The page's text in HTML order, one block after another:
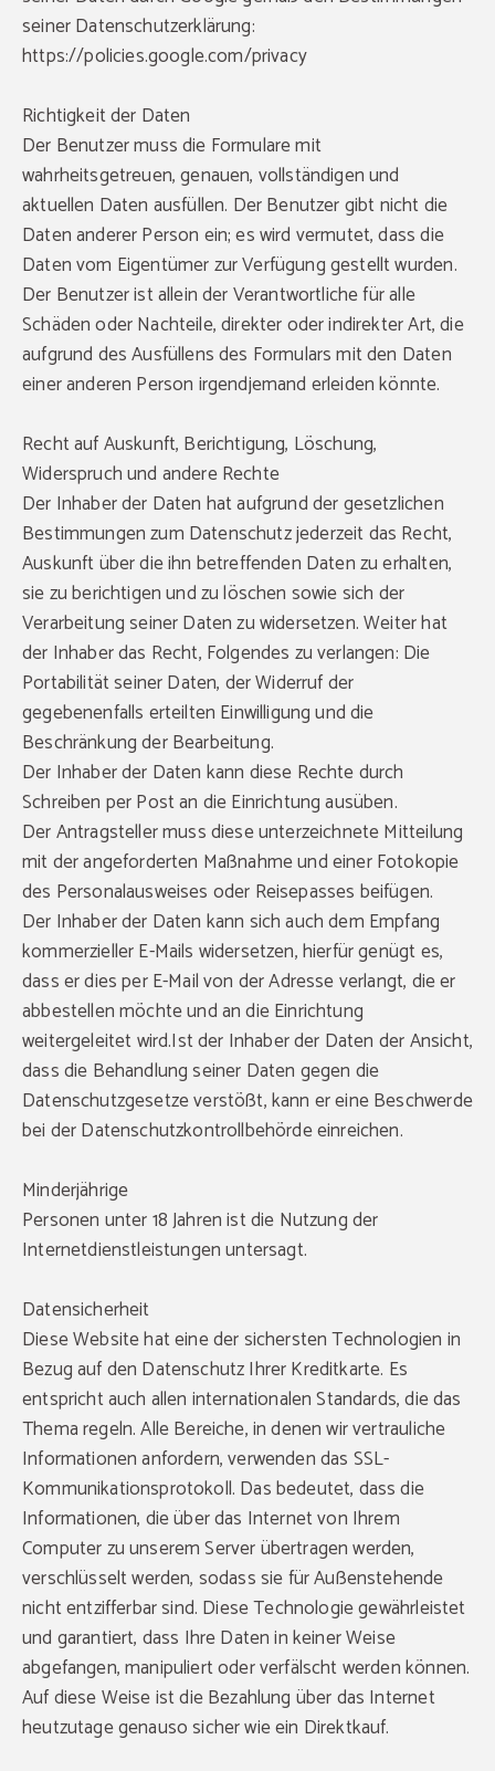
seiner Datenschutzerklärung:
https://policies.google.com/privacy
Richtigkeit der Daten
Der Benutzer muss die Formulare mit
wahrheitsgetreuen, genauen, vollständigen und
aktuellen Daten ausfüllen. Der Benutzer gibt nicht die
Daten anderer Person ein; es wird vermutet, dass die
Daten vom Eigentümer zur Verfügung gestellt wurden.
Der Benutzer ist allein der Verantwortliche für alle
Schäden oder Nachteile, direkter oder indirekter Art, die
aufgrund des Ausfüllens des Formulars mit den Daten
einer anderen Person irgendjemand erleiden könnte.
Recht auf Auskunft, Berichtigung, Löschung,
Widerspruch und andere Rechte
Der Inhaber der Daten hat aufgrund der gesetzlichen
Bestimmungen zum Datenschutz jederzeit das Recht,
Auskunft über die ihn betreffenden Daten zu erhalten,
sie zu berichtigen und zu löschen sowie sich der
Verarbeitung seiner Daten zu widersetzen. Weiter hat
der Inhaber das Recht, Folgendes zu verlangen: Die
Portabilität seiner Daten, der Widerruf der
gegebenenfalls erteilten Einwilligung und die
Beschränkung der Bearbeitung.
Der Inhaber der Daten kann diese Rechte durch
Schreiben per Post an die Einrichtung ausüben.
Der Antragsteller muss diese unterzeichnete Mitteilung
mit der angeforderten Maßnahme und einer Fotokopie
des Personalausweises oder Reisepasses beifügen.
Der Inhaber der Daten kann sich auch dem Empfang
kommerzieller E-Mails widersetzen, hierfür genügt es,
dass er dies per E-Mail von der Adresse verlangt, die er
abbestellen möchte und an die Einrichtung
weitergeleitet wird.Ist der Inhaber der Daten der Ansicht,
dass die Behandlung seiner Daten gegen die
Datenschutzgesetze verstößt, kann er eine Beschwerde
bei der Datenschutzkontrollbehörde einreichen.
Minderjährige
Personen unter 18 Jahren ist die Nutzung der
Internetdienstleistungen untersagt.
Datensicherheit
Diese Website hat eine der sichersten Technologien in
Bezug auf den Datenschutz Ihrer Kreditkarte. Es
entspricht auch allen internationalen Standards, die das
Thema regeln. Alle Bereiche, in denen wir vertrauliche
Informationen anfordern, verwenden das SSL-
Kommunikationsprotokoll. Das bedeutet, dass die
Informationen, die über das Internet von Ihrem
Computer zu unserem Server übertragen werden,
verschlüsselt werden, sodass sie für Außenstehende
nicht entzifferbar sind. Diese Technologie gewährleistet
und garantiert, dass Ihre Daten in keiner Weise
abgefangen, manipuliert oder verfälscht werden können.
Auf diese Weise ist die Bezahlung über das Internet
heutzutage genauso sicher wie ein Direktkauf.